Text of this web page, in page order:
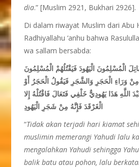
dia.” [Muslim 2921, Bukhari 2926].
Di dalam riwayat Muslim dari Abu
Radhiyallahu ‘anhu bahwa
wa sallam bersabda:
الْمُسْلِمُونَ الْيَهُودَ فَيَقْتُلُهُمْ الْمُسْلِمُونَ
وَرَاءِ الْحَجَرِ وَالشَّجَرِ فَيَقُولُ الْحَجَرُ أَوْ
اللَّهِ هَذَا يَهُودِيٌّ خَلْفِي فَتَعَالَ فَاقْتُلْهُ إِلا
الْغَرْقَدَ فَإِنَّهُ مِنْ شَجَرِ الْيَهُودِ
“Tidak akan terjadi hari kiamat
muslimin memerangi Yahudi lalu
mengalahkan Yahudi sehingga
balik batu atau pohon, lalu